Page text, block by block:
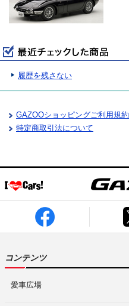
履歴を残さない
GAZOOショッピングご利用規約
特定商取引法について
コンテンツ
愛車広場